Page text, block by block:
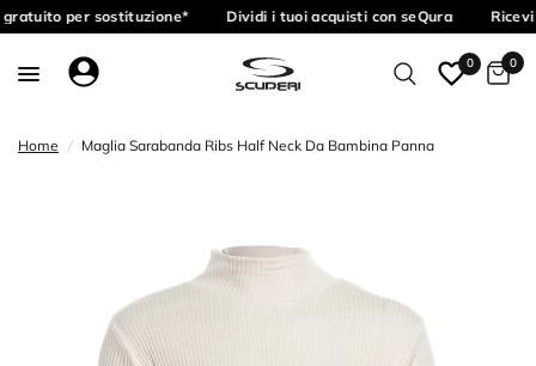
per sostituzione* Dividi i tuoi acquisti con seQura
0 0
Home / Maglia Sarabanda Ribs Half Neck Da Bambina Panna